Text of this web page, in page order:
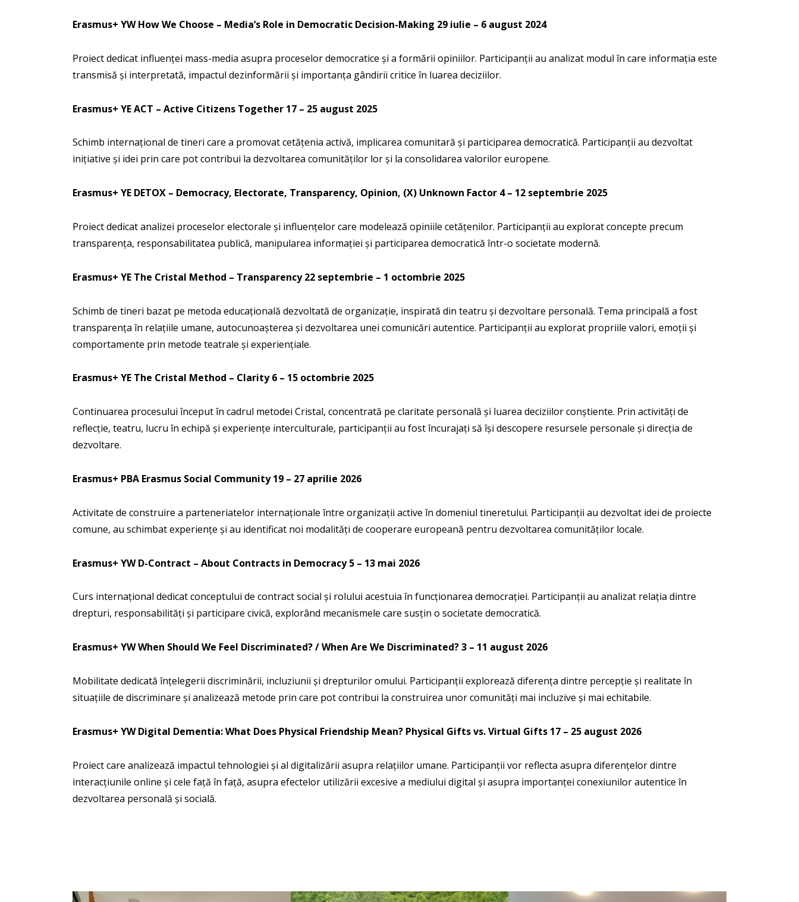
Erasmus+ YW How We Choose – Media’s Role in Democratic Decision-Making 29 iulie – 6 august 2024
Proiect dedicat influenței mass-media asupra proceselor democratice și a formării opiniilor. Participanții au analizat modul în care informația este
transmisă și interpretată, impactul dezinformării și importanța gândirii critice în luarea deciziilor.
Erasmus+ YE ACT – Active Citizens Together 17 – 25 august 2025
Schimb internațional de tineri care a promovat cetățenia activă, implicarea comunitară și participarea democratică. Participanții au dezvoltat
inițiative și idei prin care pot contribui la dezvoltarea comunităților lor și la consolidarea valorilor europene.
Erasmus+ YE DETOX – Democracy, Electorate, Transparency, Opinion, (X) Unknown Factor 4 – 12 septembrie 2025
Proiect dedicat analizei proceselor electorale și influențelor care modelează opiniile cetățenilor. Participanții au explorat concepte precum
transparența, responsabilitatea publică, manipularea informației și participarea democratică într-o societate modernă.
Erasmus+ YE The Cristal Method – Transparency22 septembrie – 1 octombrie 2025
Schimb de tineri bazat pe metoda educațională dezvoltată de organizație, inspirată din teatru și dezvoltare personală. Tema principală a fost
transparența în relațiile umane, autocunoașterea și dezvoltarea unei comunicări autentice. Participanții au explorat propriile valori, emoții și
comportamente prin metode teatrale și experiențiale.
Erasmus+ YE The Cristal Method – Clarity6 – 15 octombrie 2025
Continuarea procesului început în cadrul metodei Cristal, concentrată pe claritate personală și luarea deciziilor conștiente. Prin activități de
reflecție, teatru, lucru în echipă și experiențe interculturale, participanții au fost încurajați să își descopere resursele personale și direcția de
dezvoltare.
Erasmus+ PBA Erasmus Social Community19 – 27 aprilie 2026
Activitate de construire a parteneriatelor internaționale între organizații active în domeniul tineretului. Participanții au dezvoltat idei de proiecte
comune, au schimbat experiențe și au identificat noi modalități de cooperare europeană pentru dezvoltarea comunităților locale.
Erasmus+ YW D-Contract – About Contracts in Democracy5 – 13 mai 2026
Curs internațional dedicat conceptului de contract social și rolului acestuia în funcționarea democrației. Participanții au analizat relația dintre
drepturi, responsabilități și participare civică, explorând mecanismele care susțin o societate democratică.
Erasmus+ YW When Should We Feel Discriminated? / When Are We Discriminated?3 – 11 august 2026
Mobilitate dedicată înțelegerii discriminării, incluziunii și drepturilor omului. Participanții explorează diferența dintre percepție și realitate în
situațiile de discriminare și analizează metode prin care pot contribui la construirea unor comunități mai incluzive și mai echitabile.
Erasmus+ YW Digital Dementia: What Does Physical Friendship Mean? Physical Gifts vs. Virtual Gifts 17 – 25 august 2026
Proiect care analizează impactul tehnologiei și al digitalizării asupra relațiilor umane. Participanții vor reflecta asupra diferențelor dintre
interacțiunile online și cele față în față, asupra efectelor utilizării excesive a mediului digital și asupra importanței conexiunilor autentice în
dezvoltarea personală și socială.